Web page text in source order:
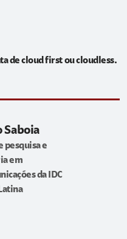
de cloud first ou cloudless.
Saboia
pesquisa e
em
da IDC